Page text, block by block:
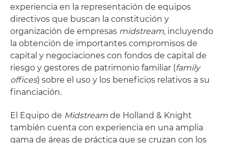
experiencia en la representación de equipos
directivos que buscan la constitución y
organización de empresas midstream, incluyendo
la obtención de importantes compromisos de
capital y negociaciones con fondos de capital de
riesgo y gestores de patrimonio familiar (family
offices) sobre el uso y los beneficios relativos a su
financiación.
El Equipo de Midstream de Holland & Knight
también cuenta con experiencia en una amplia
gama de áreas de práctica que se cruzan con los